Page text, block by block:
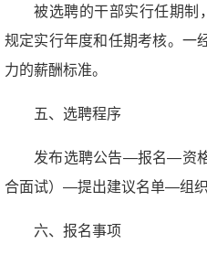
被选聘的干部实行任期制
规定实行年度和任期考核。一
力的薪酬标准。
五、选聘程序
发布选聘公告—报名—资
合面试）—提出建议名单—组
六、报名事项